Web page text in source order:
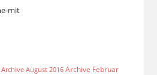
Archive August 2016 Archive Februar